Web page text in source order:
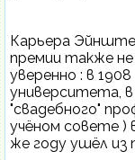
Карьера
премии также
уверенно : в
университета,
"свадебного"
учёном совете
же году ушёл